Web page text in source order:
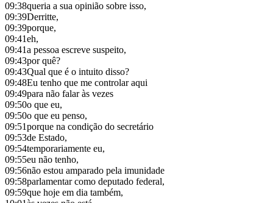
09:38queria a sua opinião sobre isso,
09:39Derritte,
09:39porque,
09:41eh,
09:41a pessoa escreve suspeito,
09:43por quê?
09:43Qual que é o intuito disso?
09:48Eu tenho que me controlar aqui
09:49para não falar às vezes
09:50o que eu,
09:50o que eu penso,
09:51porque na condição do secretário
09:53de Estado,
09:54temporariamente eu,
09:55eu não tenho,
09:56não estou amparado pela imunidade
09:58parlamentar como deputado federal,
09:59que hoje em dia também,